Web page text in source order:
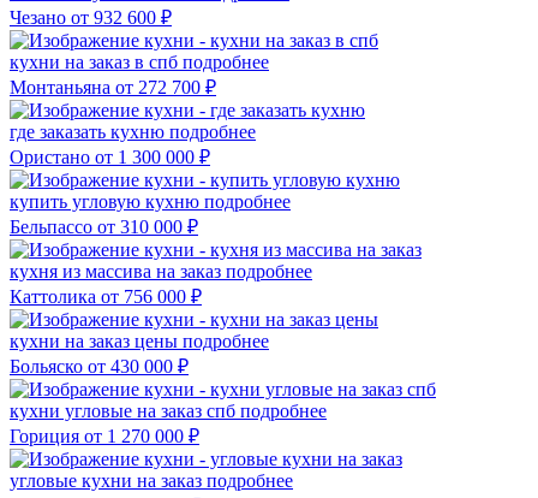
Чезано от 932 600 ₽
кухни на заказ в спб подробнее
Монтаньяна от 272 700 ₽
где заказать кухню подробнее
Ористано от 1 300 000 ₽
купить угловую кухню подробнее
Бельпассо от 310 000 ₽
кухня из массива на заказ подробнее
Каттолика от 756 000 ₽
кухни на заказ цены подробнее
Больяско от 430 000 ₽
кухни угловые на заказ спб подробнее
Гориция от 1 270 000 ₽
угловые кухни на заказ подробнее